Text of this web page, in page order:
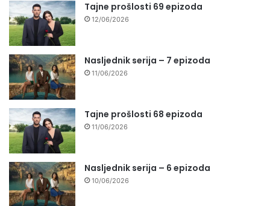
Tajne prošlosti 69 epizoda
12/06/2026
Nasljednik serija – 7 epizoda
11/06/2026
Tajne prošlosti 68 epizoda
11/06/2026
Nasljednik serija – 6 epizoda
10/06/2026